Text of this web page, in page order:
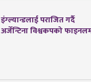
इंग्ल्यान्डलाई पराजित गर्दै
अर्जेन्टिना विश्वकपको